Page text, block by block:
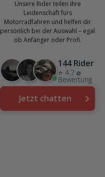
Unsere Rider teilen ihre
Leidenschaft fürs
Motorradfahren und helfen dir
persönlich bei der Auswahl – egal
ob Anfänger oder Profi.
144 Rider
⭐ 4.7 ⌀
Bewertung
Jetzt chatten